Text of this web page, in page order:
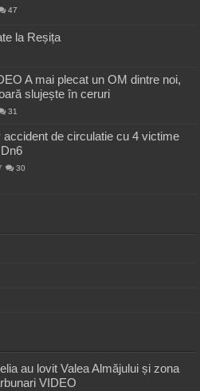
47
la Reșița
A mai plecat un OM dintre noi,
slujește în ceruri
31
de circulatie cu 4 victime
30
au lovit Valea Almăjului și zona
VIDEO